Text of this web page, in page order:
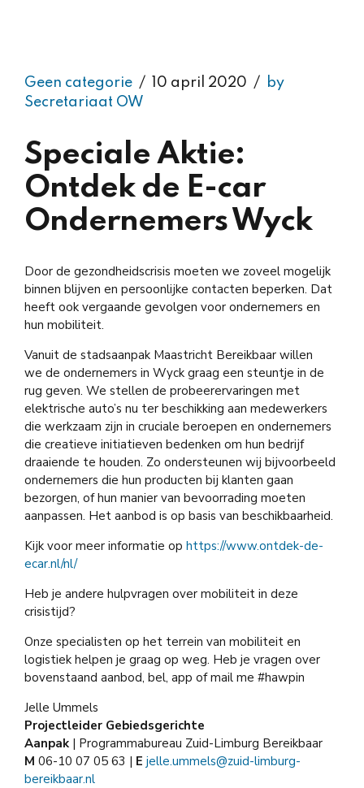
Geen categorie 10 april 2020
by
Secretariaat OW
Speciale Aktie:
Ontdek de E-car
Ondernemers Wyck
Door de gezondheidscrisis moeten we zoveel mogelijk
binnen blijven en persoonlijke contacten beperken. Dat
heeft ook vergaande gevolgen voor ondernemers en
hun mobiliteit.
Vanuit de stadsaanpak Maastricht Bereikbaar willen
we de ondernemers in Wyck graag een steuntje in de
rug geven. We stellen de probeerervaringen met
elektrische auto’s nu ter beschikking aan medewerkers
die werkzaam zijn in cruciale beroepen en ondernemers
die creatieve initiatieven bedenken om hun bedrijf
draaiende te houden. Zo ondersteunen wij bijvoorbeeld
ondernemers die hun producten bij klanten gaan
bezorgen, of hun manier van bevoorrading moeten
aanpassen. Het aanbod is op basis van beschikbaarheid.
Kijk voor meer informatie op https://www.ontdek-de-
ecar.nl/nl/
Heb je andere hulpvragen over mobiliteit in deze
crisistijd?
Onze specialisten op het terrein van mobiliteit en
logistiek helpen je graag op weg. Heb je vragen over
bovenstaand aanbod, bel, app of mail me #hawpin
Jelle Ummels
Projectleider Gebiedsgerichte
Aanpak | Programmabureau Zuid-Limburg Bereikbaar
M 06-10 07 05 63 | E jelle.ummels@zuid-limburg-
bereikbaar.nl